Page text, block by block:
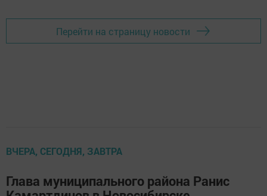
Перейти на страницу новости
ВЧЕРА, СЕГОДНЯ, ЗАВТРА
Глава муниципального района Ранис